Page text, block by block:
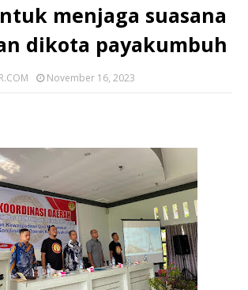
menjaga suasana
dikota payakumbuh
November 16, 2023